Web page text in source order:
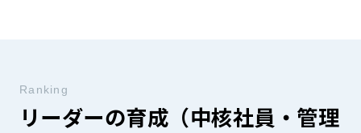
リーダーの育成（中核社員・管理
Ranking